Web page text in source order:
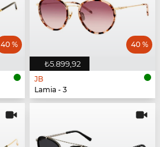
40 %
₺5.899,92
40 %
JB
Lamia - 3